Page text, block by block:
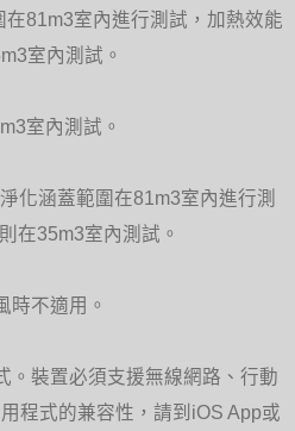
81m3室內進行測試，加熱效能
室內測試。
室內測試。
化涵蓋範圍在81m3室內進行測
在35m3室內測試。
時不適用。
。裝置必須支援無線網路、行動
程式的兼容性，請到iOS App或